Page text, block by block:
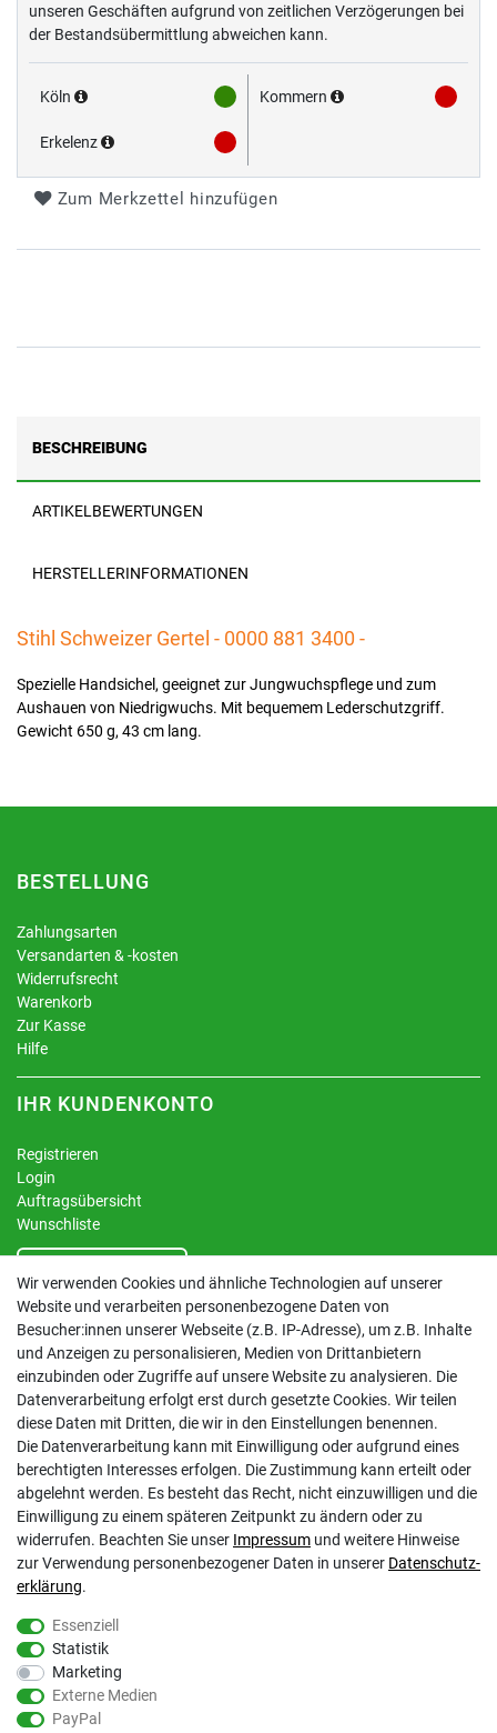
unseren Geschäften aufgrund von zeitlichen Verzögerungen bei
der Bestandsübermittlung abweichen kann.
Köln Kommern
Erkelenz
Zum Merkzettel hinzufügen
BESCHREIBUNG
ARTIKELBEWERTUNGEN
HERSTELLERINFORMATIONEN
Stihl Schweizer Gertel - 0000 881 3400 -
Spezielle Handsichel, geeignet zur Jungwuchspflege und zum
Aushauen von Niedrigwuchs. Mit bequemem Lederschutzgriff.
Gewicht 650 g, 43 cm lang.
BESTELLUNG
Zahlungsarten
Versandarten & -kosten
Widerrufsrecht
Warenkorb
Zur Kasse
Hilfe
IHR KUNDENKONTO
Registrieren
Login
Auftragsübersicht
Wunschliste
Vertrag widerrufen
INFORMATIONEN
Kontakt
Datenschutzerklärung
AGB
Impressum
Barrierefreiheitserklärung
Altbatterie-Ensorgung
Gölz Motorgeräte Nord GmbH & Co. KG
Melatengürtel 23
50933 Köln
Wir verwenden Cookies und ähnliche Technologien auf unserer
Website und verarbeiten personenbezogene Daten von
Besucher:innen unserer Webseite (z.B. IP-Adresse), um z.B. Inhalte
und Anzeigen zu personalisieren, Medien von Drittanbietern
einzubinden oder Zugriffe auf unsere Website zu analysieren. Die
Datenverarbeitung erfolgt erst durch gesetzte Cookies. Wir teilen
diese Daten mit Dritten, die wir in den Einstellungen benennen.
Die Datenverarbeitung kann mit Einwilligung oder aufgrund eines
berechtigten Interesses erfolgen. Die Zustimmung kann erteilt oder
abgelehnt werden. Es besteht das Recht, nicht einzuwilligen und die
Einwilligung zu einem späteren Zeitpunkt zu ändern oder zu
widerrufen. Beachten Sie unser Impressum und weitere Hinweise
zur Verwendung personenbezogener Daten in unserer Daten­schutz­
erklärung.
Essenziell
Statistik
Marketing
Externe Medien
PayPal